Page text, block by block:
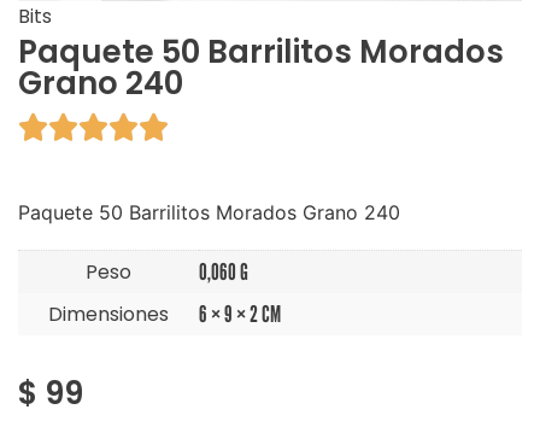
Bits
Paquete 50 Barrilitos Morados
Grano 240

Paquete 50 Barrilitos Morados Grano 240
Peso 0,060 G
Dimensiones 6 × 9 × 2 CM
$ 99